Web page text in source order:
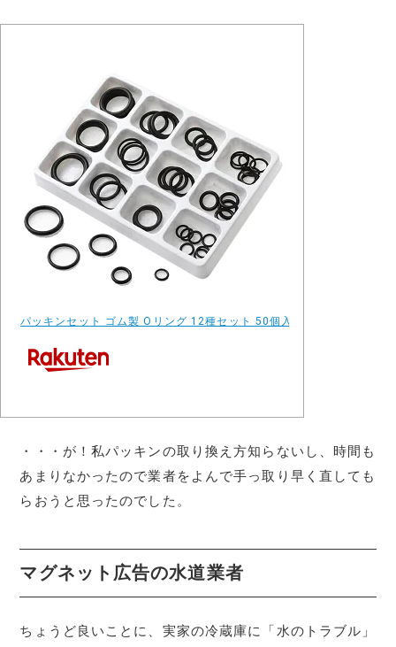
パッキンセット ゴム製 Oリング 12種セット 50個入り 液体 気体 密
・・・が！私パッキンの取り換え方知らないし、時間も
あまりなかったので業者をよんで手っ取り早く直しても
らおうと思ったのでした。
マグネット広告の水道業者
ちょうど良いことに、実家の冷蔵庫に「水のトラブル」